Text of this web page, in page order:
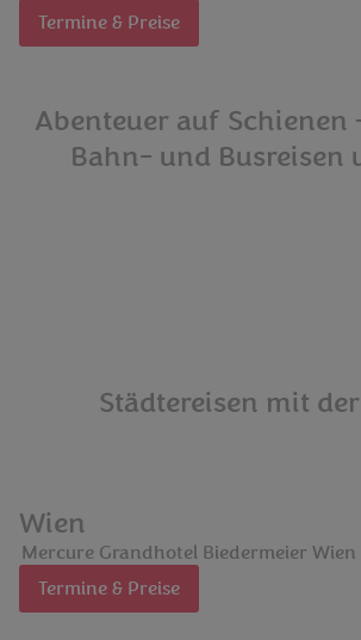
Termine & Preise
Abenteuer auf Schienen
Bahn- und Busreisen
Städtereisen mit
Wien
Mercure Grandhotel Biedermeier Wien
Termine & Preise